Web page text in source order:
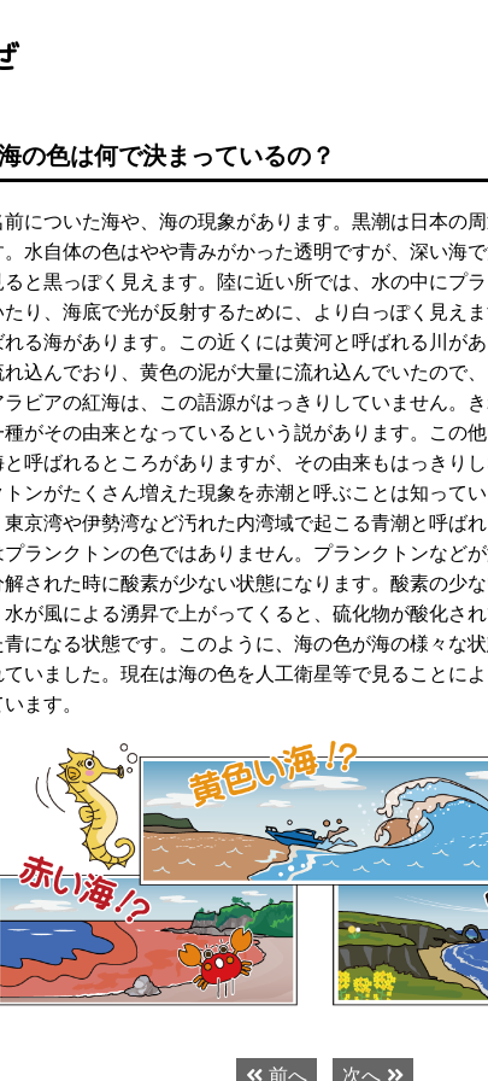
の色は何で決まっているの？
についた海や、海の現象があります。黒潮は日本の
水自体の色はやや青みがかった透明ですが、深い海
と黒っぽく見えます。陸に近い所では、水の中にプ
たり、海底で光が反射するために、より白っぽく見え
れる海があります。この近くには黄河と呼ばれる川が
込んでおり、黄色の泥が大量に流れ込んでいたので
ビアの紅海は、この語源がはっきりしていません。
がその由来となっているという説があります。この
呼ばれるところがありますが、その由来もはっきり
トンがたくさん増えた現象を赤潮と呼ぶことは知って
東京湾や伊勢湾など汚れた内湾域で起こる青潮と呼ば
プランクトンの色ではありません。プランクトンなど
された時に酸素が少ない状態になります。酸素の少
が風による湧昇で上がってくると、硫化物が酸化さ
になる状態です。このように、海の色が海の様々な
いました。現在は海の色を人工衛星等で見ることに
ます。
前へ 次へ